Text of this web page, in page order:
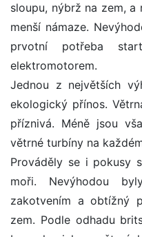
sloupu, nýbrž na zem,
menší námaze.
prvotní potřeba
elektromotorem.
Jednou z největších
ekologický přínos.
příznivá. Méně jsou
větrné turbíny na
Prováděly se i pokusy
moři. Nevýhodou
zakotvením a obtížný
zem. Podle odhadu